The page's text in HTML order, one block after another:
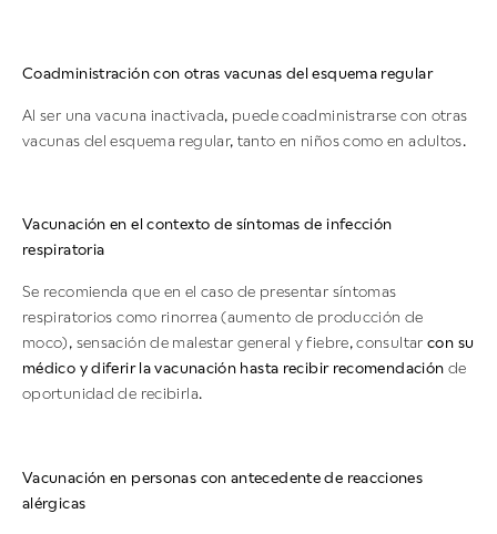
Coadministración con otras vacunas del esquema regular
Al ser una vacuna inactivada, puede coadministrarse con otras
vacunas del esquema regular, tanto en niños como en adultos.
Vacunación en el contexto de síntomas de infección
respiratoria
Se recomienda que en el caso de presentar síntomas
respiratorios como rinorrea (aumento de producción de
moco), sensación de malestar general y fiebre, consultarcon su
médico y diferir la vacunación hasta recibir recomendación de
oportunidad de recibirla.
Vacunación en personas con antecedente de reacciones
alérgicas